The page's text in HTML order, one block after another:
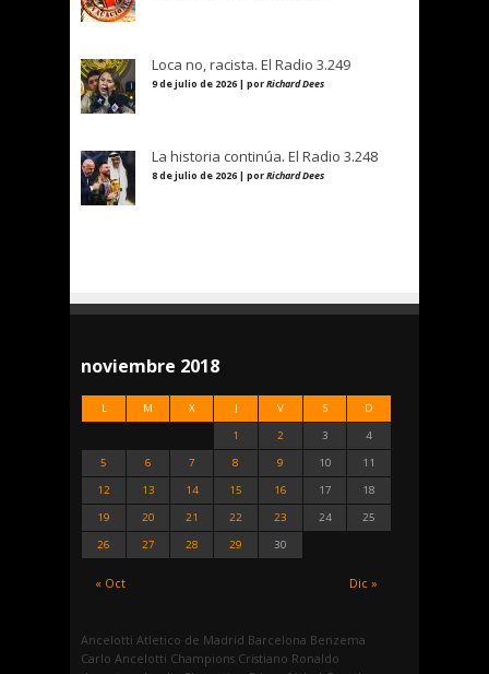
Loca no, racista. El Radio 3.249
9 de julio de 2026 | porRichard Dees
La historia continúa. El Radio 3.248
8 de julio de 2026 | porRichard Dees
noviembre 2018
L M X J V S D
« Oct Dic »
1 2 3
4
5
6 7 8 9 10
11
12
13 14 15 16 17
18
19
20 21 22 23 24
25
26
27 28 29 30
Ancelotti Atletico de Madrid Barcelona Benzema
Carlo Ancelotti Champions Cristiano Ronaldo